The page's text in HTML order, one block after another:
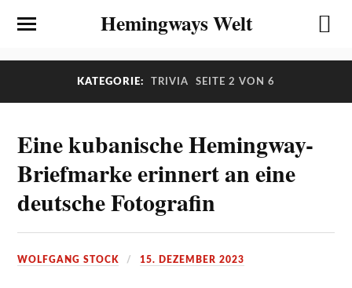
Hemingways Welt
KATEGORIE: TRIVIA SEITE 2 VON 6
Eine kubanische Hemingway-
Briefmarke erinnert an eine
deutsche Fotografin
WOLFGANG STOCK 15. DEZEMBER 2023